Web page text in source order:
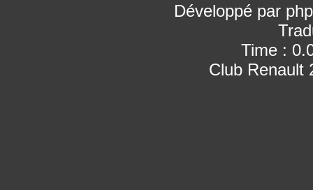
Développé par
Time :
Club Renault